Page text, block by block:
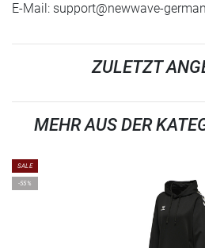
E-Mail: support@newwave-
ZULETZT
MEHR AUS DER
SALE
-55%